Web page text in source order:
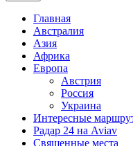
Главная
Австралия
Азия
Африка
Европа
Австрия
Россия
Украина
Интересные
Радар 24 на Aviav
Священные места